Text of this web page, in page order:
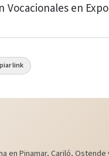
en Expo
link
Pinamar, Cariló, Ostende